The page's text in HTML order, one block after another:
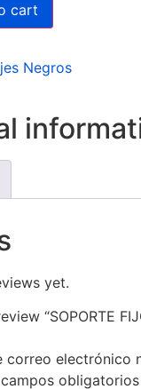
cart
Negros
yet.
“SOPORTE
correo electrónico